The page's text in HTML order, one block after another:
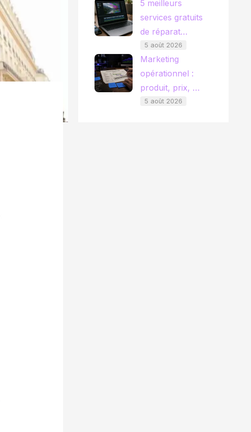
5 meilleurs
services gratuits
de réparat…
5 août 2026
Marketing
opérationnel :
produit, prix, …
5 août 2026